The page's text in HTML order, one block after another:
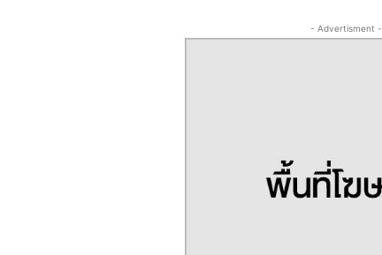
- Advertisment -